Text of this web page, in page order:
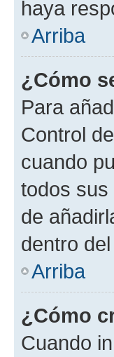
haya
Arriba
¿Cómo
Para
Control
cuando
todos sus
de
dentro
Arriba
¿Cómo
Cuando